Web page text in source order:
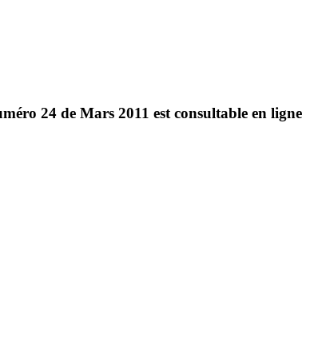
24 de Mars 2011 est consultable en ligne